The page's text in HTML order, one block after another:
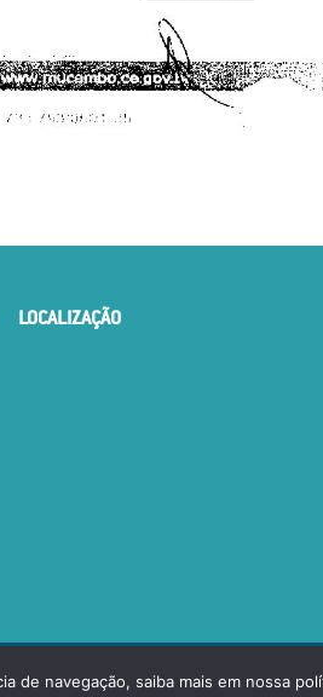
LOCALIZAÇÃO
de navegação, saiba mais em nossa